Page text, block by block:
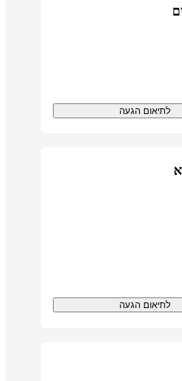
לתיאום הגעה
לתיאום הגעה